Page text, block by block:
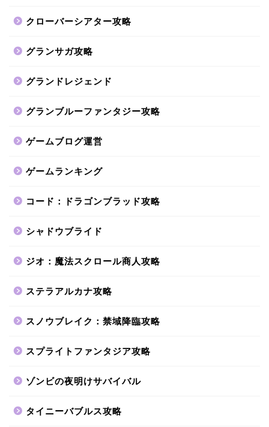
クローバーシアター攻略
グランサガ攻略
グランドレジェンド
グランブルーファンタジー攻略
ゲームブログ運営
ゲームランキング
コード：ドラゴンブラッド攻略
シャドウブライド
ジオ：魔法スクロール商人攻略
ステラアルカナ攻略
スノウブレイク：禁域降臨攻略
スプライトファンタジア攻略
ゾンビの夜明けサバイバル
タイニーバブルス攻略